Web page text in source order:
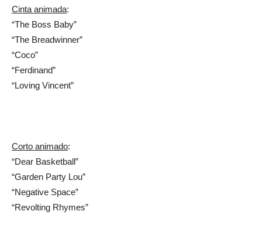
Cinta animada:
“The Boss Baby”
“The Breadwinner”
“Coco”
“Ferdinand”
“Loving Vincent”
Corto animado:
“Dear Basketball”
“Garden Party Lou”
“Negative Space”
“Revolting Rhymes”